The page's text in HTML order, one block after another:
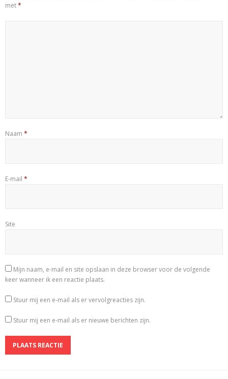
met*
Naam *
E-mail *
Site
Mijn naam, e-mail en site opslaan in deze browser voor de volgende
keer wanneer ik een reactie plaats.
Stuur mij een e-mail als er vervolgreacties zijn.
Stuur mij een e-mail als er nieuwe berichten zijn.